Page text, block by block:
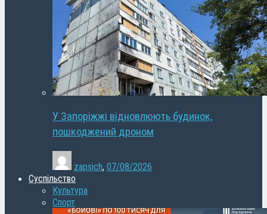
У Запоріжжі відновлюють будинок,
пошкоджений дроном
zapsich, 07/08/2026
Суспільство
Культура
Спорт